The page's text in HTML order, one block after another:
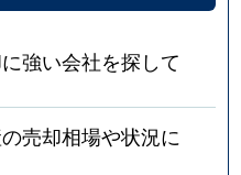
強い会社を探して
売却相場や状況に